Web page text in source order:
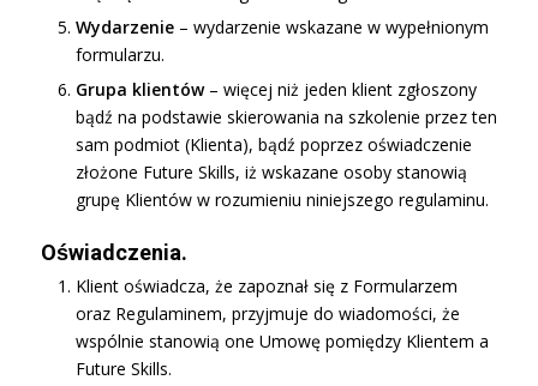
Wydarzenie– wydarzenie wskazane w wypełnionym
formularzu.
Grupa klientów– więcej niż jeden klient zgłoszony
bądź na podstawie skierowania na szkolenie przez ten
sam podmiot (Klienta), bądź poprzez oświadczenie
złożone Future Skills, iż wskazane osoby stanowią
grupę Klientów w rozumieniu niniejszego regulaminu.
Oświadczenia.
Klient oświadcza, że zapoznał się z Formularzem
oraz Regulaminem, przyjmuje do wiadomości, że
wspólnie stanowią one Umowę pomiędzy Klientem a
Future Skills.